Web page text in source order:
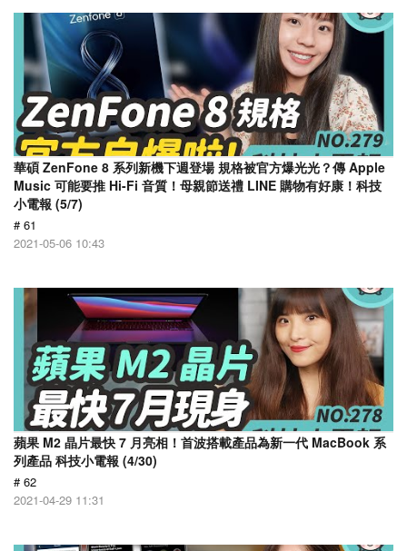
華碩 ZenFone 8 系列新機下週登場 規格被官方爆光光？傳 Apple
Music 可能要推 Hi-Fi 音質！母親節送禮 LINE 購物有好康！科技
小電報 (5/7)
# 61
2021-05-06 10:43
蘋果 M2 晶片最快 7 月亮相！首波搭載產品為新一代 MacBook 系
列產品 科技小電報 (4/30)
# 62
2021-04-29 11:31